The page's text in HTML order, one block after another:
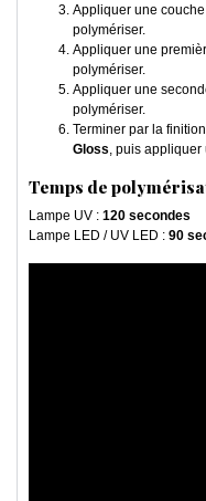
Appliquer une
polymériser.
Appliquer une
polymériser.
Appliquer une
polymériser.
Terminer par la
Gloss, puis
Temps de
Lampe UV : 120 secondes
Lampe LED / UV LED : 90